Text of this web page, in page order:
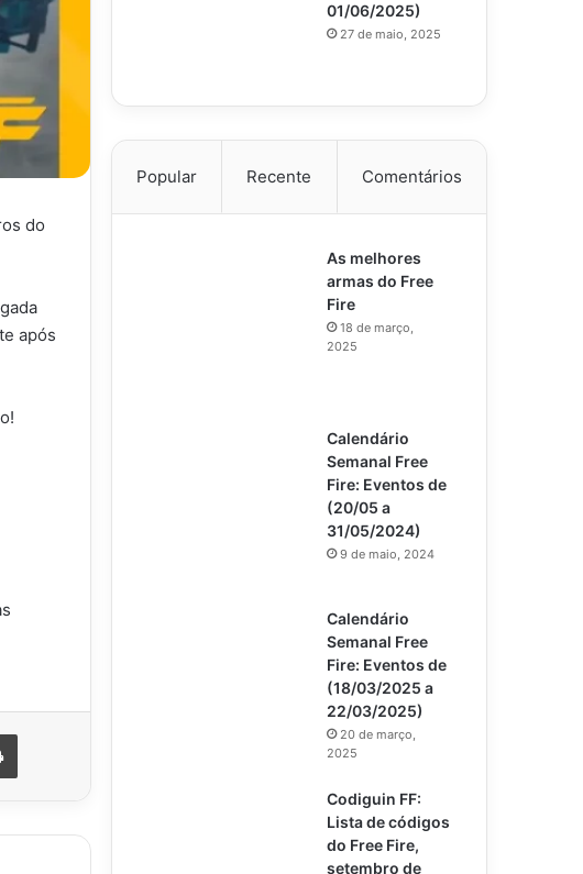
do
após
Imprimir
01/06/2025)
27 de maio, 2025
Popular Recente Comentários
As melhores
armas do Free
Fire
18 de março,
2025
Calendário
Semanal Free
Fire: Eventos de
(20/05 a
31/05/2024)
9 de maio, 2024
Calendário
Semanal Free
Fire: Eventos de
(18/03/2025 a
22/03/2025)
20 de março,
2025
Codiguin FF:
Lista de códigos
do Free Fire,
setembro de